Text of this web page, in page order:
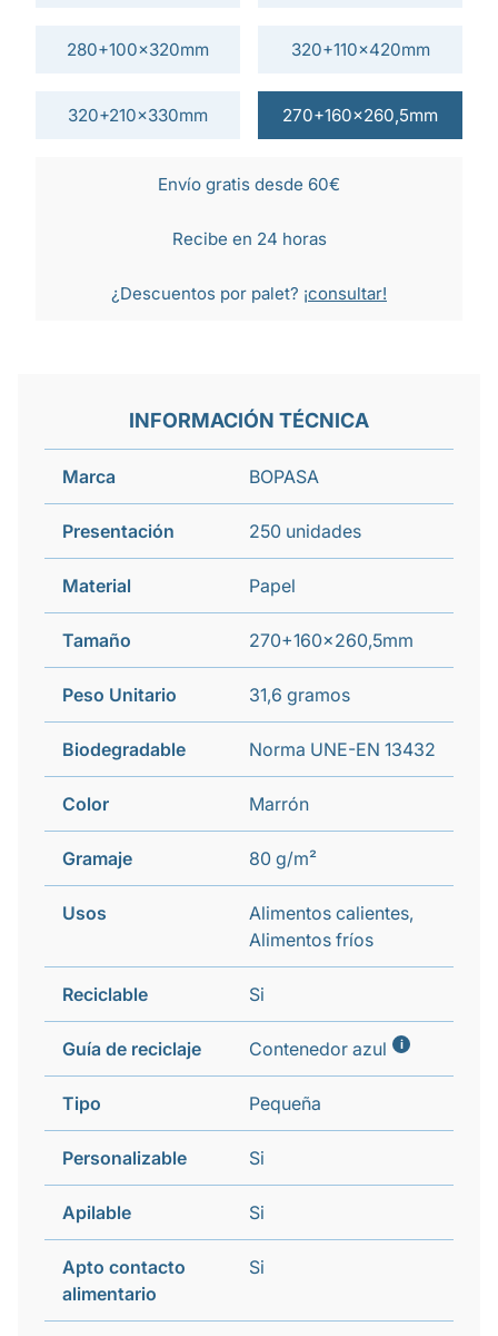
280+100x320mm 320+110x420mm
320+210x330mm 270+160x260,5mm
Envío gratis desde 60€
Recibe en 24 horas
¿Descuentos por palet? ¡consultar!
INFORMACIÓN TÉCNICA
Marca BOPASA
Presentación 250 unidades
Material Papel
Tamaño 270+160x260,5mm
Peso Unitario 31,6 gramos
Biodegradable Norma UNE-EN 13432
Color Marrón
Gramaje 80 g/m²
Usos
Alimentos calientes,
Alimentos fríos
Reciclable Si
Guía de reciclaje Contenedor azul i
Tipo Pequeña
Personalizable Si
Apilable Si
Apto contacto
alimentario
Si